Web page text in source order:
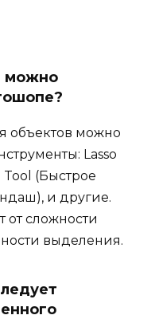
можно
объектов можно
Lasso
Tool (Быстрое
и другие.
от сложности
выделения.